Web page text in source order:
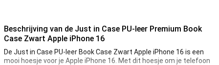
Beschrijving van de Just in Case PU-leer Premium Book
Case Zwart Apple iPhone 16
De Just in Case PU-leer Book Case Zwart Apple iPhone 16 is een
mooi hoesje voor je Apple iPhone 16. Met dit hoesje om je telefoon